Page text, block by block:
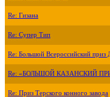
Re: Гизана
Re: Супер Тип
Re: Большой Всероссийский
Re: «БОЛЬШОЙ КАЗАНСКИЙ
Re: Приз Терского конного завода